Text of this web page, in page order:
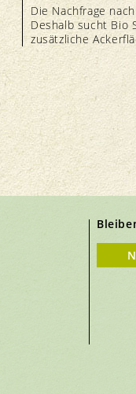
Die Nachfrage
Deshalb sucht Bio
zusätzliche